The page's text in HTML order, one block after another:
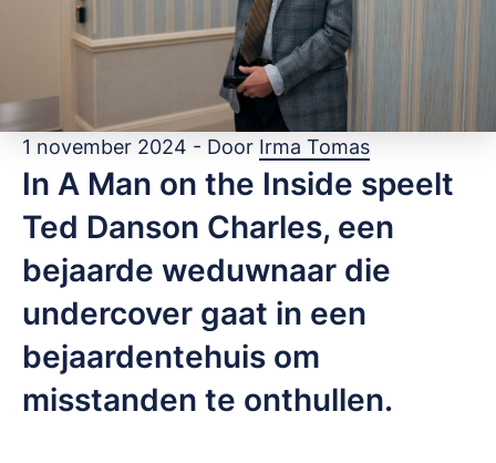
1 november 2024 - Door Irma Tomas
In A Man on the Inside speelt
Ted Danson Charles, een
bejaarde weduwnaar die
undercover gaat in een
bejaardentehuis om
misstanden te onthullen.